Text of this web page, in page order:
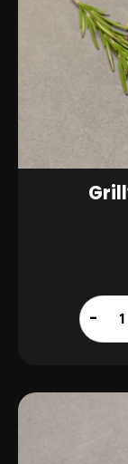
Grillworst
speciaal
aantal
–